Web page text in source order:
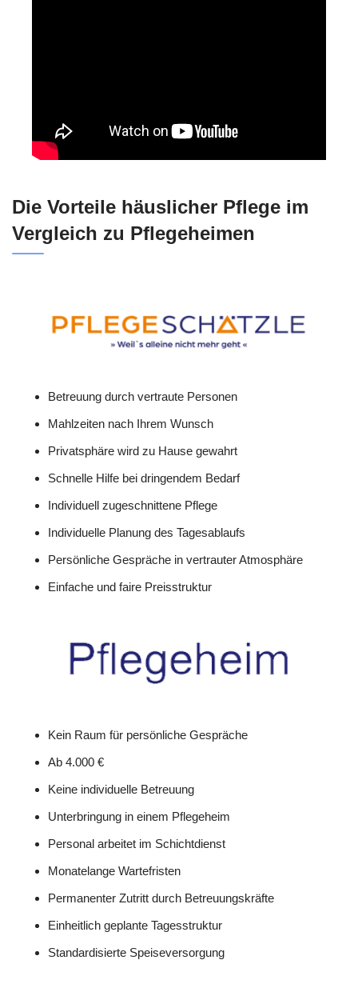
Die Vorteile häuslicher Pflege im
Vergleich zu Pflegeheimen
Betreuung durch vertraute Personen
Mahlzeiten nach Ihrem Wunsch
Privatsphäre wird zu Hause gewahrt
Schnelle Hilfe bei dringendem Bedarf
Individuell zugeschnittene Pflege
Individuelle Planung des Tagesablaufs
Persönliche Gespräche in vertrauter Atmosphäre
Einfache und faire Preisstruktur
Kein Raum für persönliche Gespräche
Ab 4.000 €
Keine individuelle Betreuung
Unterbringung in einem Pflegeheim
Personal arbeitet im Schichtdienst
Monatelange Wartefristen
Permanenter Zutritt durch Betreuungskräfte
Einheitlich geplante Tagesstruktur
Standardisierte Speiseversorgung